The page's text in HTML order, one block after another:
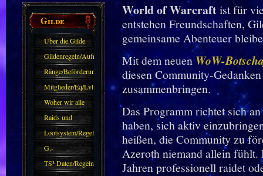
Gilde
Über die Gilde
(DAW)
Gildenregeln/Aufnahme
Ränge/Beförderungen
Mitglieder/Eq/Lvl
Woher wir alle
kommen.
Raids und
Zubehör
Lootsystem/Regeln
G.-
Sparkasse/Goldleihen
TS³ Daten/Regeln
World of Warcraftist für
entstehen Freundschaften,
gemeinsame Abenteuer
Mit dem neuenWoW-
diesen Community-
zusammenbringen.
Das Programm richtet sich
haben, sich aktiv
heißen, die Community zu
Azeroth niemand allein fühlt.
Jahren professionell raidet